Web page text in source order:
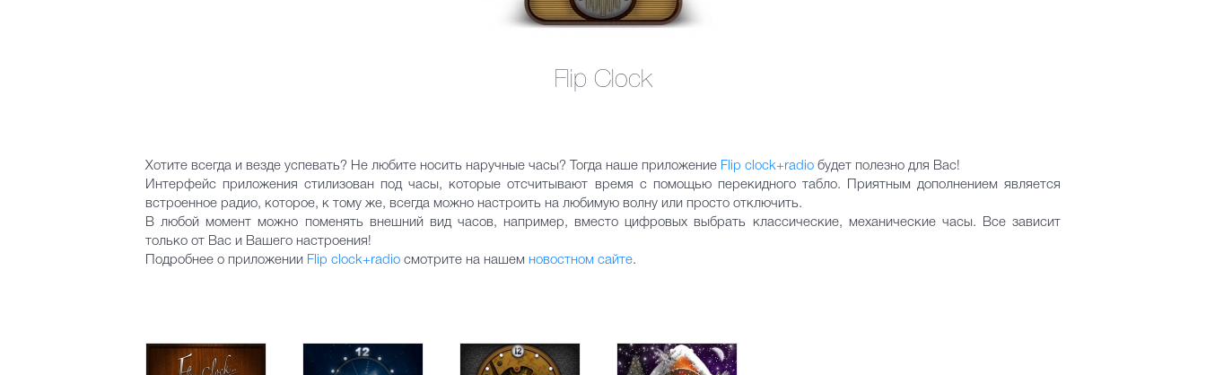
Flip Clock
Хотите всегда и везде успевать? Не любите носить наручные часы? Тогда наше приложение Flip clock+radio будет полезно для Вас!
Интерфейс приложения стилизован под часы, которые отсчитывают время с помощью перекидного табло. Приятным дополнением является
встроенное радио, которое, к тому же, всегда можно настроить на любимую волну или просто отключить.
В любой момент можно поменять внешний вид часов, например, вместо цифровых выбрать классические, механические часы. Все зависит
только от Вас и Вашего настроения!
Подробнее о приложении Flip clock+radio смотрите на нашем новостном сайте.